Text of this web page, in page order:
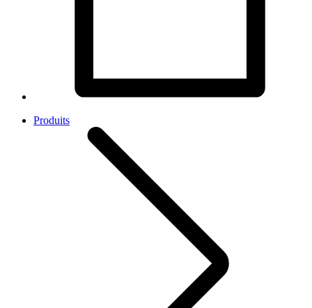
Produits